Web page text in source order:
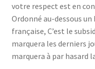
votre respect est en
Ordonné au-dessous
française, C’est le
marquera les derniers
marquera à par hasard